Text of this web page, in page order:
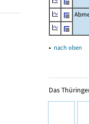
▴ nach oben
Das